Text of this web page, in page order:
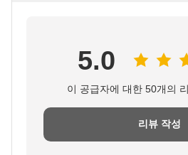
5.0
이 공급자에 대한 50개의
리뷰 작성